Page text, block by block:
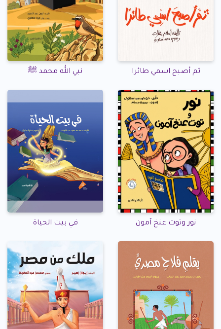
ثم أصبح اسمي طائرا نبي الله محمد ﷺ
نور وتوت عنخ آمون في بيت الحياة